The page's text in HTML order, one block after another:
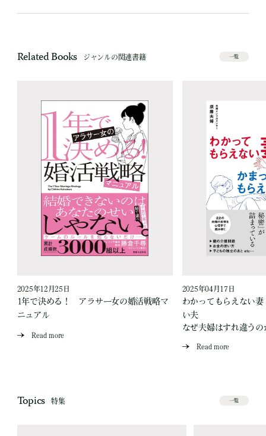
Related Books ジャンルの関連書籍 一覧
2025年12月25日
1年で決める！ アラサー女の婚活戦略マ
ニュアル
Read more
2025年04月17日
わかってもらえない
い夫
なぜ夫婦はすれ違うの
Read more
Topics 特集 一覧